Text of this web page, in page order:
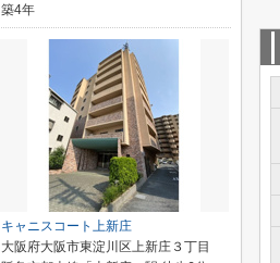
築4年
キャニスコート上新庄
大阪府大阪市東淀川区上新庄３丁目